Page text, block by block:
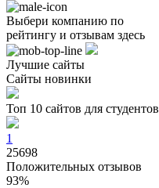
Выбери компанию по
рейтингу и отзывам здесь
Лучшие сайты
Сайты новинки
Топ 10 сайтов для студентов
1
25698
Положительных отзывов
93%